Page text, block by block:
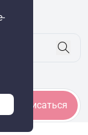
Подписаться